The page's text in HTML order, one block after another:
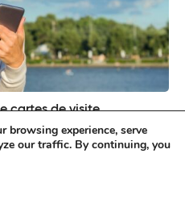
cartes de visite
browsing experience, serve
our traffic. By continuing, you